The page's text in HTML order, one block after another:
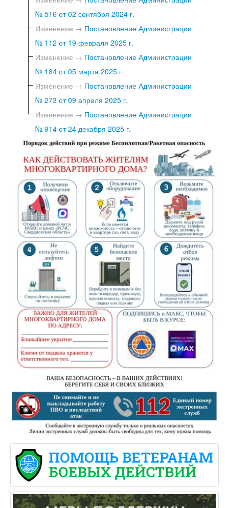
№ 516 от 02 сентября 2024 г.
Изменение → Постановление Администрации
№ 112 от 19 февраля 2025 г.
Изменение → Постановление Администрации
№ 184 от 05 марта 2025 г.
Изменение → Постановление Администрации
№ 273 от 09 апреля 2025 г.
Изменение → Постановление Администрации
№ 914 от 24 декабря 2025 г.